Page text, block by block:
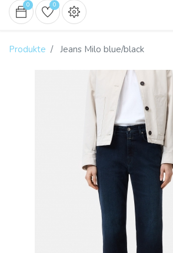
0 0
Produkte Jeans Milo blue/black